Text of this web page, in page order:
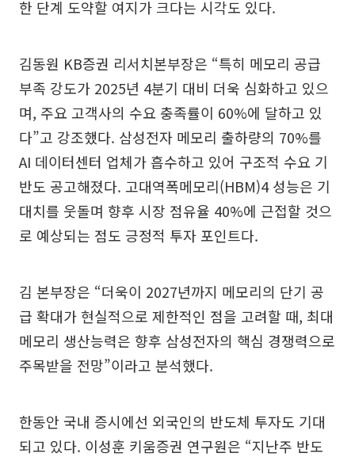
한 단계 도약할 여지가 크다는 시각도 있다.
김동원 KB증권 리서치본부장은 “특히 메모리 공급
부족 강도가 2025년 4분기 대비 더욱 심화하고 있으
며, 주요 고객사의 수요 충족률이 60%에 달하고 있
다”고 강조했다. 삼성전자 메모리 출하량의 70%를
AI 데이터센터 업체가 흡수하고 있어 구조적 수요 기
반도 공고해졌다. 고대역폭메모리(HBM)4 성능은 기
대치를 웃돌며 향후 시장 점유율 40%에 근접할 것으
로 예상되는 점도 긍정적 투자 포인트다.
김 본부장은 “더욱이 2027년까지 메모리의 단기 공
급 확대가 현실적으로 제한적인 점을 고려할 때, 최대
메모리 생산능력은 향후 삼성전자의 핵심 경쟁력으로
주목받을 전망”이라고 분석했다.
한동안 국내 증시에선 외국인의 반도체 투자도 기대
되고 있다. 이성훈 키움증권 연구원은 “지난주 반도